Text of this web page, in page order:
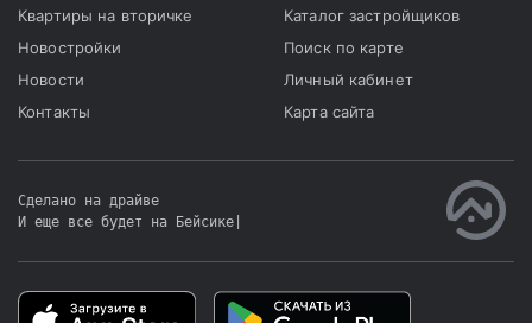
Квартиры на вторичке
Новостройки
Новости
Контакты
Каталог застройщиков
Поиск по карте
Личный кабинет
Карта сайта
Сделано на драйве
И еще все будет на Бейсике